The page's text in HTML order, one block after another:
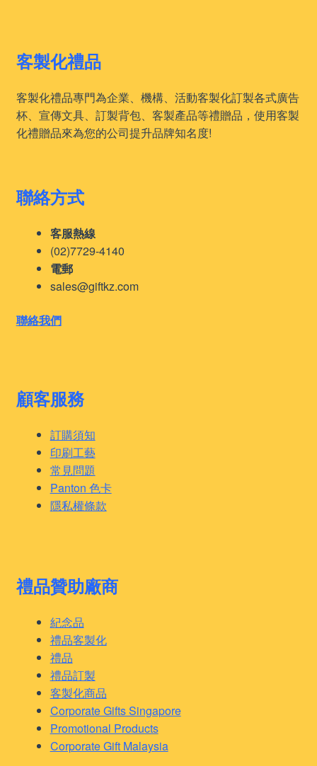
客製化禮品
客製化禮品專門為企業、機構、活動客製化訂製各式廣告
杯、宣傳文具、訂製背包、客製產品等禮贈品，使用客製
化禮贈品來為您的公司提升品牌知名度!
聯絡方式
客服熱線
(02)7729-4140
電郵
sales@giftkz.com
聯絡我們
顧客服務
訂購須知
印刷工藝
常見問題
Panton 色卡
隱私權條款
禮品贊助廠商
紀念品
禮品客製化
禮品
禮品訂製
客製化商品
Corporate Gifts Singapore
Promotional Products
Corporate Gift Malaysia